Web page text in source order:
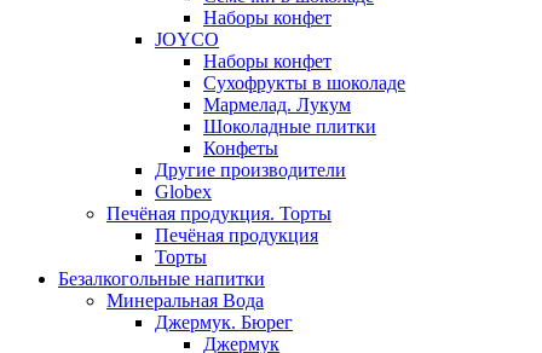
Наборы конфет
JOYCO
Наборы конфет
Сухофрукты в шоколаде
Мармелад. Лукум
Шоколадные плитки
Конфеты
Другие производители
Globex
Печёная продукция. Торты
Печёная продукция
Торты
Безалкогольные напитки
Минеральная Вода
Джермук. Бюрег
Джермук